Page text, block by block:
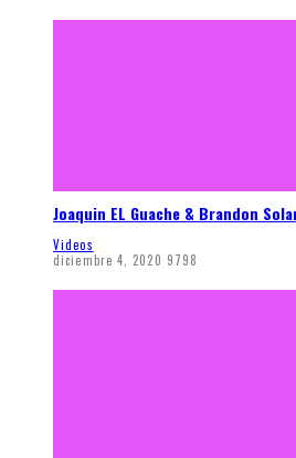
Joaquin EL Guache & Brandon
Videos
diciembre 4, 2020 9798